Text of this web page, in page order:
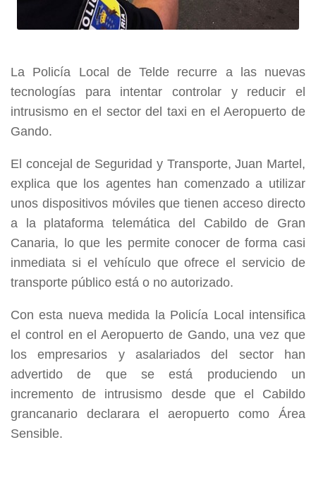
La Policía Local de Telde recurre a las nuevas
tecnologías para intentar controlar y reducir el
intrusismo en el sector del taxi en el Aeropuerto de
Gando.
El concejal de Seguridad y Transporte, Juan Martel,
explica que los agentes han comenzado a utilizar
unos dispositivos móviles que tienen acceso directo
a la plataforma telemática del Cabildo de Gran
Canaria, lo que les permite conocer de forma casi
inmediata si el vehículo que ofrece el servicio de
transporte público está o no autorizado.
Con esta nueva medida la Policía Local intensifica
el control en el Aeropuerto de Gando, una vez que
los empresarios y asalariados del sector han
advertido de que se está produciendo un
incremento de intrusismo desde que el Cabildo
grancanario declarara el aeropuerto como Área
Sensible.